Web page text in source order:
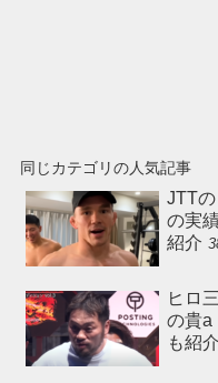
同じカテゴリの人気記事
JTT
の実
紹介
ヒロ
の貴a
も紹介